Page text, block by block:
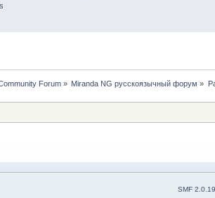
Forum» Miranda NG русскоязычный форум »
SMF 2.0.19